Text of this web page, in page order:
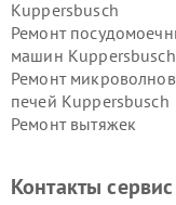
Kuppersbusch
Ремонт
машин Kuppersbusch
Ремонт
печей Kuppersbusch
Ремонт вытяжек
Kuppersbusch
Контакты